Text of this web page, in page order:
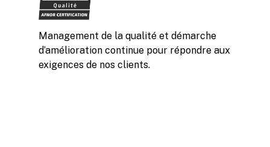
Management de la qualité et démarche
d’amélioration continue pour répondre aux
exigences de nos clients.